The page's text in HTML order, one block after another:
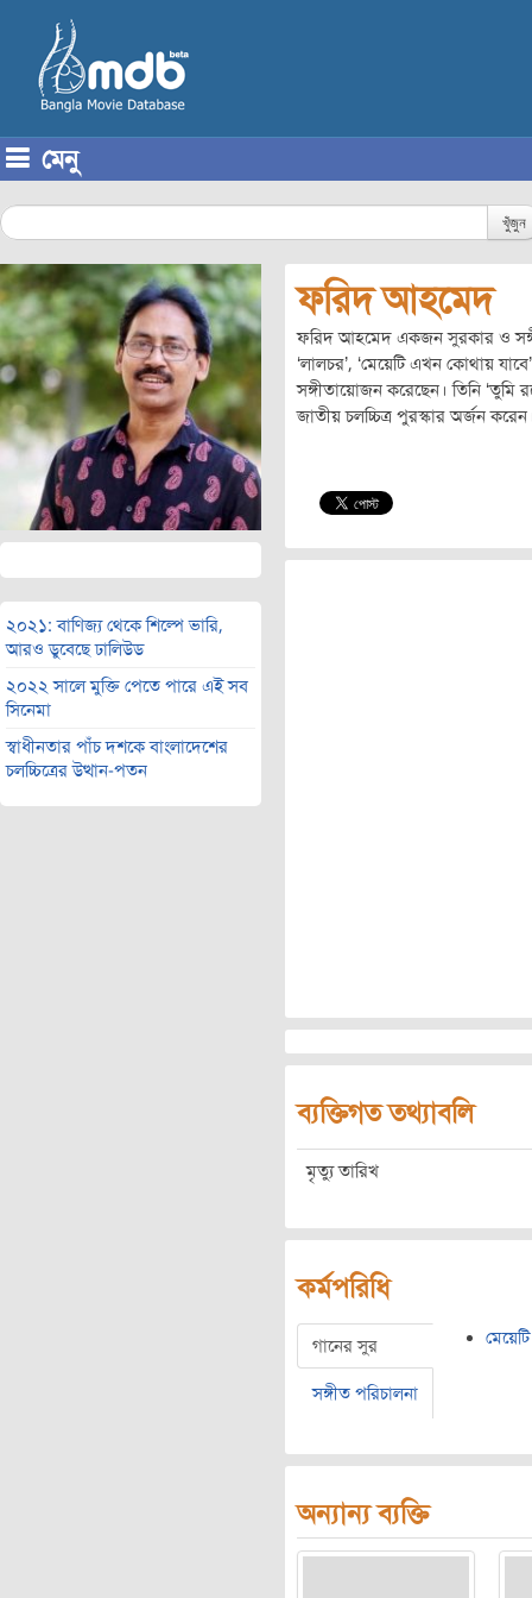
মেনু
খুঁজুন
২০২১: বাণিজ্য থেকে শিল্পে ভারি,
আরও ডুবেছে ঢালিউড
২০২২ সালে মুক্তি পেতে পারে এই সব
সিনেমা
স্বাধীনতার পাঁচ দশকে বাংলাদেশের
চলচ্চিত্রের উত্থান-পতন
ফরিদ আহমেদ
ফরিদ আহমেদ একজন সুরকার ও
‘লালচর’, ‘মেয়েটি এখন কোথায়
সঙ্গীতায়োজন করেছেন। তিনি ‘তুমি
জাতীয় চলচ্চিত্র পুরস্কার অর্জন
ব্যক্তিগত তথ্যাবলি
মৃত্যু তারিখ
কর্মপরিধি
গানের সুর
সঙ্গীত পরিচালনা
অন্যান্য ব্যক্তি